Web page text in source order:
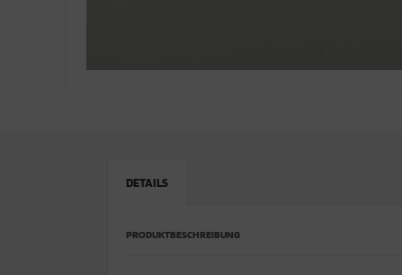
DETAILS
PRODUKTBESCHREIBUNG